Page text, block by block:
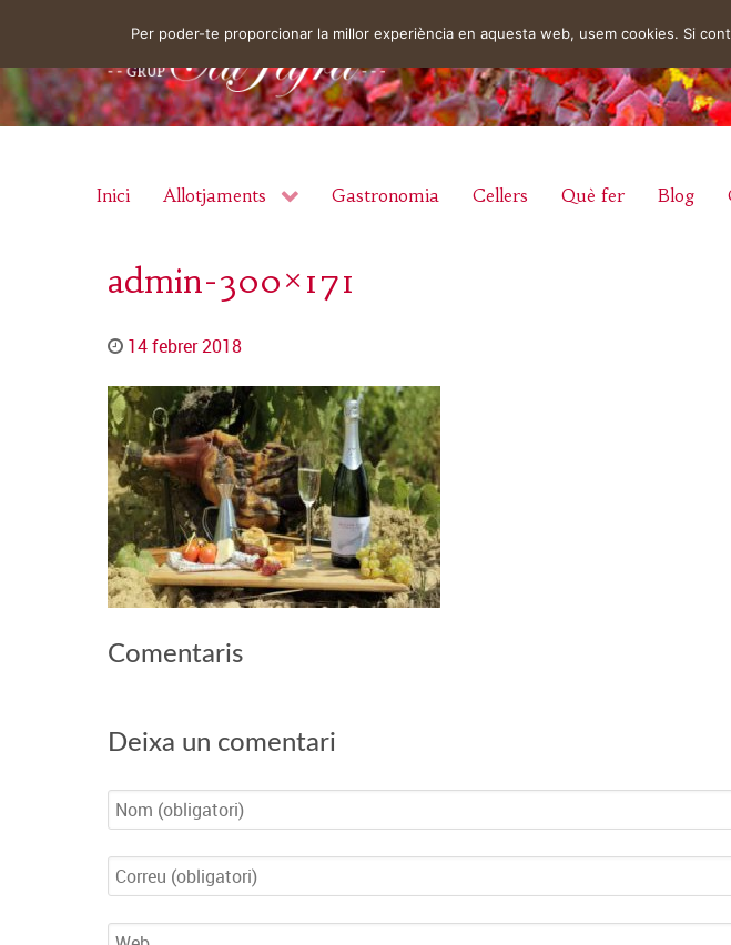
Inici Allotjaments Gastronomia Cellers Què fer Blog
admin-300×171
14 febrer 2018
Comentaris
Deixa un comentari
Per poder-te proporcionar la millor experiència en aquesta web, usem cookies. Si